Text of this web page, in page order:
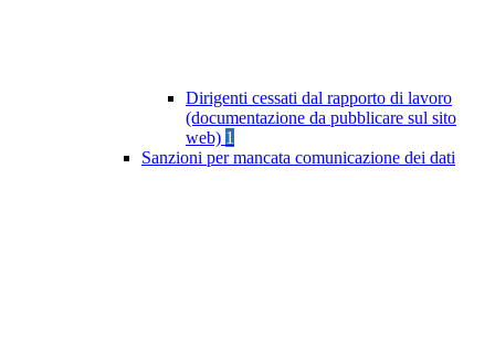
Dirigenti cessati dal rapporto di lavoro
(documentazione da pubblicare sul sito
web) 1
Sanzioni per mancata comunicazione dei dati